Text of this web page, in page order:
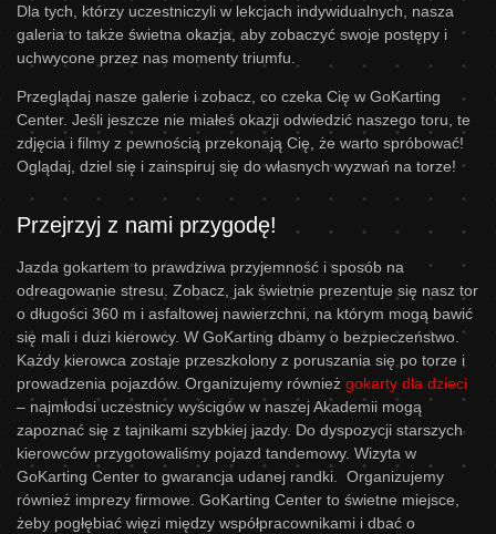
Dla tych, którzy uczestniczyli w lekcjach indywidualnych, nasza
galeria to także świetna okazja, aby zobaczyć swoje postępy i
uchwycone przez nas momenty triumfu.
Przeglądaj nasze galerie i zobacz, co czeka Cię w GoKarting
Center. Jeśli jeszcze nie miałeś okazji odwiedzić naszego toru, te
zdjęcia i filmy z pewnością przekonają Cię, że warto spróbować!
Oglądaj, dziel się i zainspiruj się do własnych wyzwań na torze!
Przejrzyj z nami przygodę!
Jazda gokartem to prawdziwa przyjemność i sposób na
odreagowanie stresu. Zobacz, jak świetnie prezentuje się nasz tor
o długości 360 m i asfaltowej nawierzchni, na którym mogą bawić
się mali i duzi kierowcy. W GoKarting dbamy o bezpieczeństwo.
Każdy kierowca zostaje przeszkolony z poruszania się po torze i
prowadzenia pojazdów. Organizujemy również gokarty dla dzieci
– najmłodsi uczestnicy wyścigów w naszej Akademii mogą
zapoznać się z tajnikami szybkiej jazdy. Do dyspozycji starszych
kierowców przygotowaliśmy pojazd tandemowy. Wizyta w
GoKarting Center to gwarancja udanej randki. Organizujemy
również imprezy firmowe. GoKarting Center to świetne miejsce,
żeby pogłębiać więzi między współpracownikami i dbać o